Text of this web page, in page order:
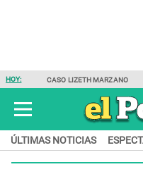
HOY: CASO LIZETH MARZANO
ÚLTIMAS NOTICIAS